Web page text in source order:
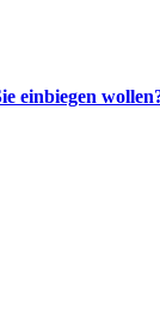
einbiegen